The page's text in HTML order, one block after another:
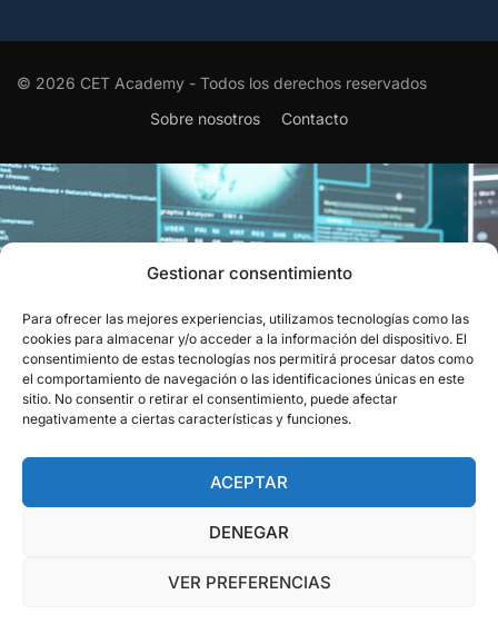
Gestionar consentimiento
Para ofrecer las mejores experiencias, utilizamos tecnologías como las
cookies para almacenar y/o acceder a la información del dispositivo. El
consentimiento de estas tecnologías nos permitirá procesar datos como
el comportamiento de navegación o las identificaciones únicas en este
sitio. No consentir o retirar el consentimiento, puede afectar
negativamente a ciertas características y funciones.
ACEPTAR
DENEGAR
VER PREFERENCIAS
© 2026 CET Academy - Todos los derechos reservados
Sobre nosotros
Contacto
EL RECONOCIMIENTO QUE
CIERRA EL CÍRCULO
Obtén el aval oficial que certifica tu capacidad para resolver